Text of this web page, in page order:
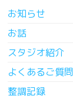
お知らせ
お話
スタジオ紹介
よくあるご質問
整調記録